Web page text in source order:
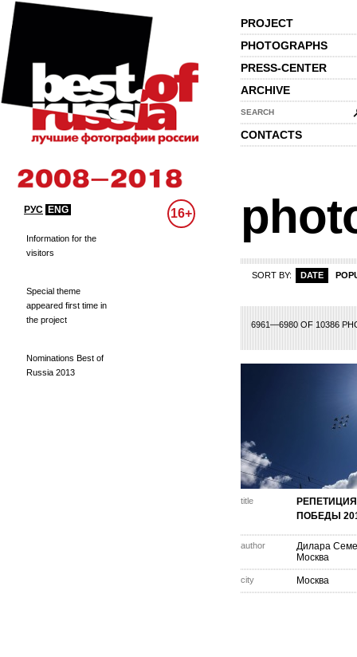
PROJECT
PHOTOGRAPHS
PRESS-CENTER
ARCHIVE
SEARCH
CONTACTS
РУС ENG 16+
Information for the
visitors
Special theme
appeared first time in
the project
Nominations Best of
Russia 2013
SORT BY: DATE
6961—6980 OF 10386
329 330 331 339 340 341 342
title
ПОБЕДЫ
author
Дилара
Москва
city Москва